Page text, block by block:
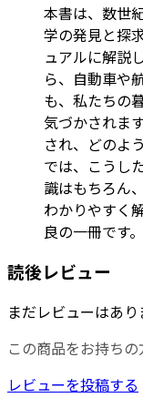
本書は、数世
学の発見と探
ュアルに解説
ら、自動車や
も、私たちの
気づかされま
され、どのよ
では、こうし
識はもちろん
わかりやすく
良の一冊です。
読後レビュー
まだレビューはあり
この商品をお持ち
レビューを投稿する